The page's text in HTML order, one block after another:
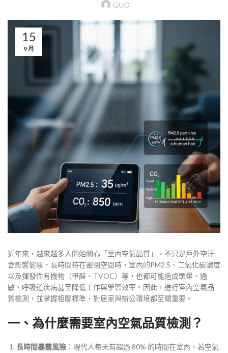
GUO
15
9 月
近年來，越來越多人開始關心「室內空氣品質」。不只是戶外空汙
會影響健康，長時間待在密閉空間時，室內的PM2.5、二氧化碳濃度
以及揮發性有機物（甲醛、TVOC）等，也都可能造成頭暈、過
敏、呼吸道疾病甚至降低工作與學習效率。因此，進行室內空氣品
質檢測，並掌握相關標準，對居家與辦公環境都至關重要。
一、為什麼需要室內空氣品質檢測？
長時間暴露風險 ：現代人每天有超過 80% 的時間在室內，若空氣